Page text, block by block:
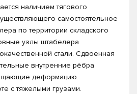
наличием тягового
самостоятельное
по территории складского
узлы штабелера
стали. Сдвоенная
внутренние рёбра
деформацию
с тяжелыми грузами.